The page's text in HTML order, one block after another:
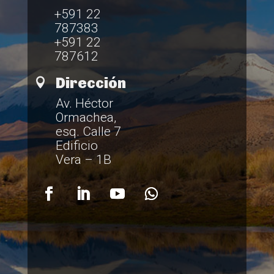
+591 22
787383
+591 22
787612
 Dirección
Av. Héctor
Ormachea,
esq. Calle 7
Edificio
Vera – 1B